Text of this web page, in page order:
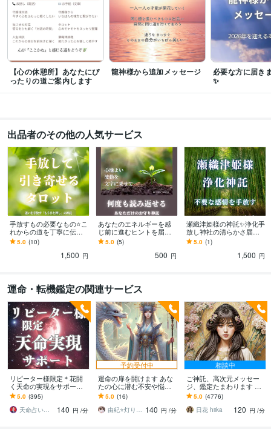
その他ツール
タロット:8年オラクル:3年数秘術:3年
スピリチュアル（自己愛とブロック解除で目覚め）:2年
得意分野
占い チャネリング、サイキック 悩み相談  カードリーディング
スピリチュアル 神様 悩み相談
これからの生き方
自分らしさ
40代女性 50代女性 60代女性
【心の休憩所】あなたにぴ
ったりの道ご案内します
龍神様から追加メッセージ
必要な方に届き
✨
出品者のその他の人気サービス
手放すもの必要なもの⭐こ
れからの道を丁寧に伝え
ます 幸せになるための選
択！迷いを手放し心地よ
い日常を過ごす道案内
5.0 (10)
1,500 円
あなたのエネルギーを感
じ前に進むヒントを届け
ます 心をすっきり整え✨
心地よい波動で自分を生
きるお守りメッセージ
5.0 (5)
500 円
瀬織津姫様の神託✨浄化手
放し神社の清らかさ届け
ます 人間関係 仕事 家庭
あなたの抱えているモヤ
モヤをなくします
5.0 (1)
1,500 円
運命・転機鑑定の関連サービス
リピーター様限定＊花開
く天命の実現をサポート
します あなたが持つ潜在
能力を存分に活かし理想
の未来を共に目指します
5.0 (395)
天命占い師＠藤＊久国
140 円 /分
予約受付中
運命の扉を開けます あな
たの心に潜む不安や悩み
を取り除き、開運へと導
きます。
5.0 (16)
由紀⭐灯りをともす癒し陰陽師 140 円 /分
相談中
ご神託、高次元メッセー
ジ、鑑定たまわります 天
命、人生総合みさせてい
ただきます
5.0 (4776)
日花 hiika
120 円 /分